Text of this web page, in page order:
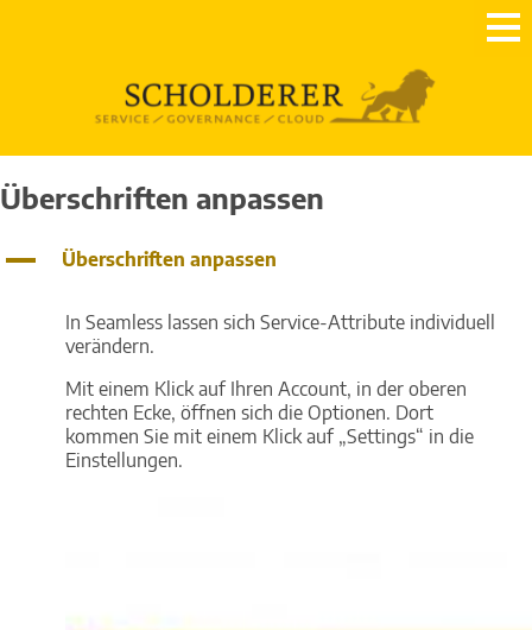
Überschriften anpassen
A Überschriften anpassen
In Seamless lassen sich Service-Attribute individuell
verändern.
Mit einem Klick auf Ihren Account, in der oberen
rechten Ecke, öffnen sich die Optionen. Dort
kommen Sie mit einem Klick auf „Settings“ in die
Einstellungen.